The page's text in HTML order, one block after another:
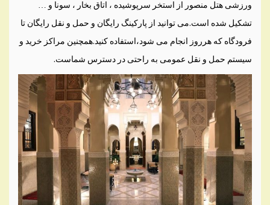
ورزشی هتل منصور از استخر سرپوشیده ، اتاق بخار ، سونا و …
تشکیل شده است.می توانید از پارکینگ رایگان و حمل و نقل رایگان تا
فرودگاه که هرروز انجام می شود،استفاده کنید.همچنین مراکز خرید و
سیستم حمل و نقل عمومی به راحتی در دسترس شماست.